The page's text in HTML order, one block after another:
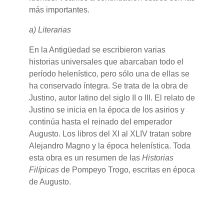
más importantes.
a) Literarias
En la Antigüedad se escribieron varias
historias universales que abarcaban todo el
período helenístico, pero sólo una de ellas se
ha conservado íntegra. Se trata de la obra de
Justino, autor latino del siglo II o III. El relato de
Justino se inicia en la época de los asirios y
continúa hasta el reinado del emperador
Augusto. Los libros del XI al XLIV tratan sobre
Alejandro Magno y la época helenística. Toda
esta obra es un resumen de las Historias
Filípicas de Pompeyo Trogo, escritas en época
de Augusto.